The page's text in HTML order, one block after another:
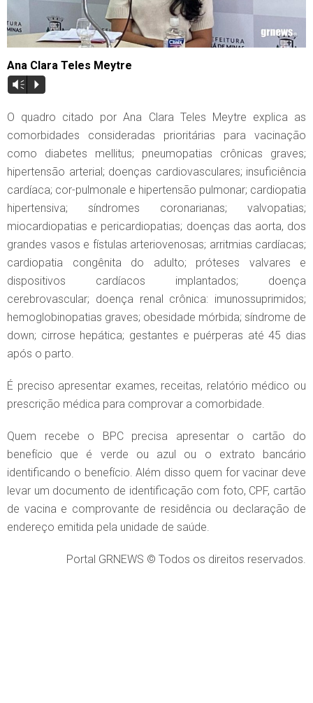
Ana Clara Teles Meytre
Vm P
O quadro citado por Ana Clara Teles Meytre explica as
comorbidades consideradas prioritárias para vacinação
como diabetes mellitus; pneumopatias crônicas graves;
hipertensão arterial; doenças cardiovasculares; insuficiência
cardíaca; cor-pulmonale e hipertensão pulmonar; cardiopatia
hipertensiva; síndromes coronarianas; valvopatias;
miocardiopatias e pericardiopatias; doenças das aorta, dos
grandes vasos e fístulas arteriovenosas; arritmias cardíacas;
cardiopatia congênita do adulto; próteses valvares e
dispositivos cardíacos implantados; doença
cerebrovascular; doença renal crônica: imunossuprimidos;
hemoglobinopatias graves; obesidade mórbida; síndrome de
down; cirrose hepática; gestantes e puérperas até 45 dias
após o parto.
É preciso apresentar exames, receitas, relatório médico ou
prescrição médica para comprovar a comorbidade.
Quem recebe o BPC precisa apresentar o cartão do
benefício que é verde ou azul ou o extrato bancário
identificando o benefício. Além disso quem for vacinar deve
levar um documento de identificação com foto, CPF, cartão
de vacina e comprovante de residência ou declaração de
endereço emitida pela unidade de saúde.
Portal GRNEWS © Todos os direitos reservados.